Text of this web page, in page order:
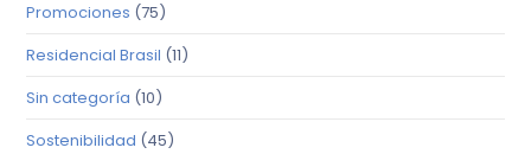
Promociones (75)
Residencial Brasil (11)
Sin categoría (10)
Sostenibilidad (45)